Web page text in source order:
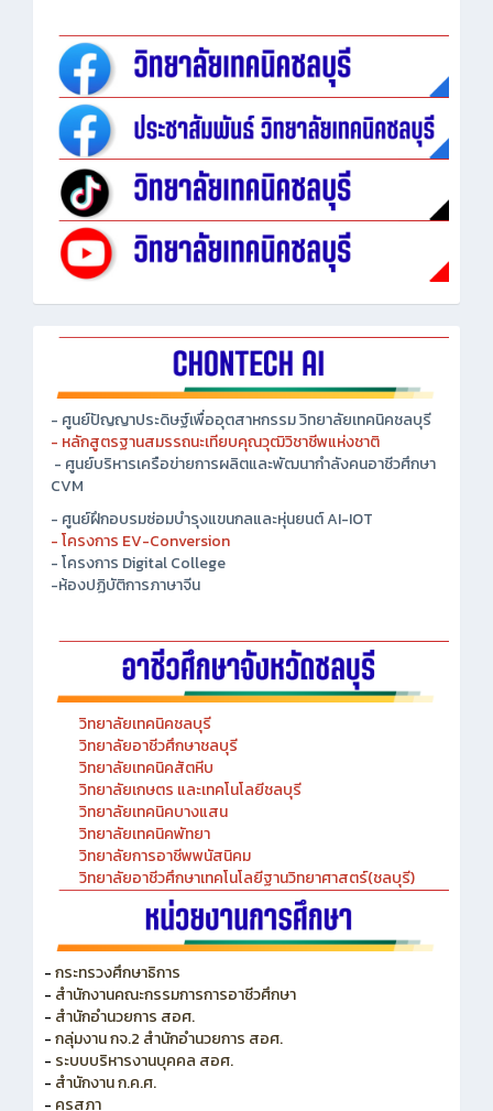
- ศูนย์ปัญญาประดิษฐ์เพื่ออุตสาหกรรม วิทยาลัยเทคนิคชลบุรี
- หลักสูตรฐานสมรรถนะเทียบคุณวุฒิวิชาชีพแห่งชาติ
- ศูนย์บริหารเครือข่ายการผลิตและพัฒนากำลังคนอาชีวศึกษา
CVM
- ศูนย์ฝึกอบรมซ่อมบำรุงแขนกลและหุ่นยนต์ AI-IOT
- โครงการ EV-Conversion
- โครงการ Digital College
-ห้องปฏิบัติการภาษาจีน
วิทยาลัยเทคนิคชลบุรี
วิทยาลัยอาชีวศึกษาชลบุรี
วิทยาลัยเทคนิคสัตหีบ
วิทยาลัยเกษตร และเทคโนโลยีชลบุรี
วิทยาลัยเทคนิคบางแสน
วิทยาลัยเทคนิคพัทยา
วิทยาลัยการอาชีพพนัสนิคม
วิทยาลัยอาชีวศึกษาเทคโนโลยีฐานวิทยาศาสตร์(ชลบุรี)
-กระทรวงศึกษาธิการ
- สำนักงานคณะกรรมการการอาชีวศึกษา
- สำนักอำนวยการ สอศ.
-กลุ่มงาน กจ.2 สำนักอำนวยการ สอศ.
- ระบบบริหารงานบุคคล สอศ.
- สำนักงาน ก.ค.ศ.
- คุรุสภา